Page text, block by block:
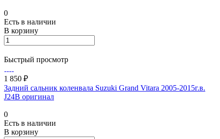
0
Есть в наличии
В корзину
Быстрый просмотр
1 850 ₽
Задний сальник коленвала Suzuki Grand Vitara 2005-2015г.в.
J24B оригинал
0
Есть в наличии
В корзину